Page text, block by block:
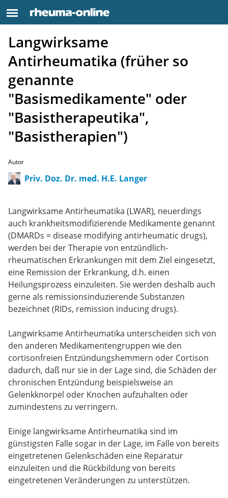
Langwirksame
Antirheumatika (früher so
genannte
"Basismedikamente" oder
"Basistherapeutika",
"Basistherapien")
Autor
Priv. Doz. Dr. med. H.E. Langer
Langwirksame Antirheumatika (LWAR), neuerdings
auch krankheitsmodifizierende Medikamente genannt
(DMARDs = disease modifying antirheumatic drugs),
werden bei der Therapie von entzündlich-
rheumatischen Erkrankungen mit dem Ziel eingesetzt,
eine Remission der Erkrankung, d.h. einen
Heilungsprozess einzuleiten. Sie werden deshalb auch
gerne als remissionsinduzierende Substanzen
bezeichnet (RIDs, remission inducing drugs).
Langwirksame Antirheumatika unterscheiden sich von
den anderen Medikamentengruppen wie den
cortisonfreien Entzündungshemmern oder Cortison
dadurch, daß nur sie in der Lage sind, die Schäden der
chronischen Entzündung beispielsweise an
Gelenkknorpel oder Knochen aufzuhalten oder
zumindestens zu verringern.
Einige langwirksame Antirheumatika sind im
günstigsten Falle sogar in der Lage, im Falle von bereits
eingetretenen Gelenkschäden eine Reparatur
einzuleiten und die Rückbildung von bereits
eingetretenen Veränderungen zu unterstützen.